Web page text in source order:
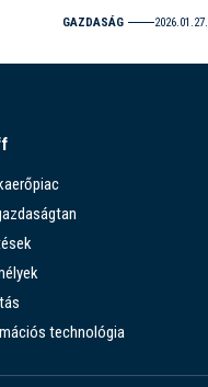
GAZDASÁG 2026.01.27.
technológia